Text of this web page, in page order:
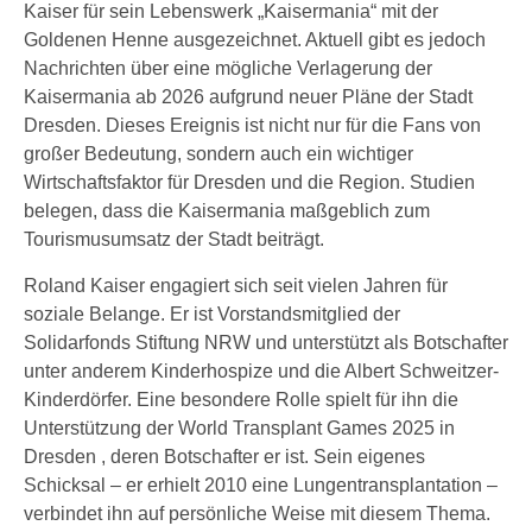
Kaiser für sein Lebenswerk „Kaisermania“ mit der
Goldenen Henne ausgezeichnet. Aktuell gibt es jedoch
Nachrichten über eine mögliche Verlagerung der
Kaisermania ab 2026 aufgrund neuer Pläne der Stadt
Dresden. Dieses Ereignis ist nicht nur für die Fans von
großer Bedeutung, sondern auch ein wichtiger
Wirtschaftsfaktor für Dresden und die Region. Studien
belegen, dass die Kaisermania maßgeblich zum
Tourismusumsatz der Stadt beiträgt.
Roland Kaiser engagiert sich seit vielen Jahren für
soziale Belange. Er ist Vorstandsmitglied der
Solidarfonds Stiftung NRW und unterstützt als Botschafter
unter anderem Kinderhospize und die Albert Schweitzer-
Kinderdörfer. Eine besondere Rolle spielt für ihn die
Unterstützung der World Transplant Games 2025 in
Dresden , deren Botschafter er ist. Sein eigenes
Schicksal – er erhielt 2010 eine Lungentransplantation –
verbindet ihn auf persönliche Weise mit diesem Thema.